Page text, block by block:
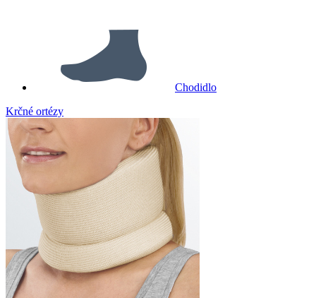
Chodidlo
Krčné ortézy